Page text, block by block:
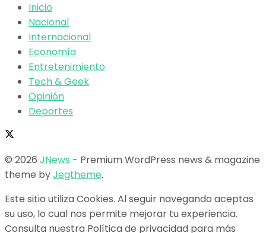
Inicio
Nacional
Internacional
Economía
Entretenimiento
Tech & Geek
Opinión
Deportes
© 2026 JNews - Premium WordPress news & magazine
theme byJegtheme.
Este sitio utiliza Cookies. Al seguir navegando aceptas
su uso, lo cual nos permite mejorar tu experiencia.
Consulta nuestra Política de privacidad para más